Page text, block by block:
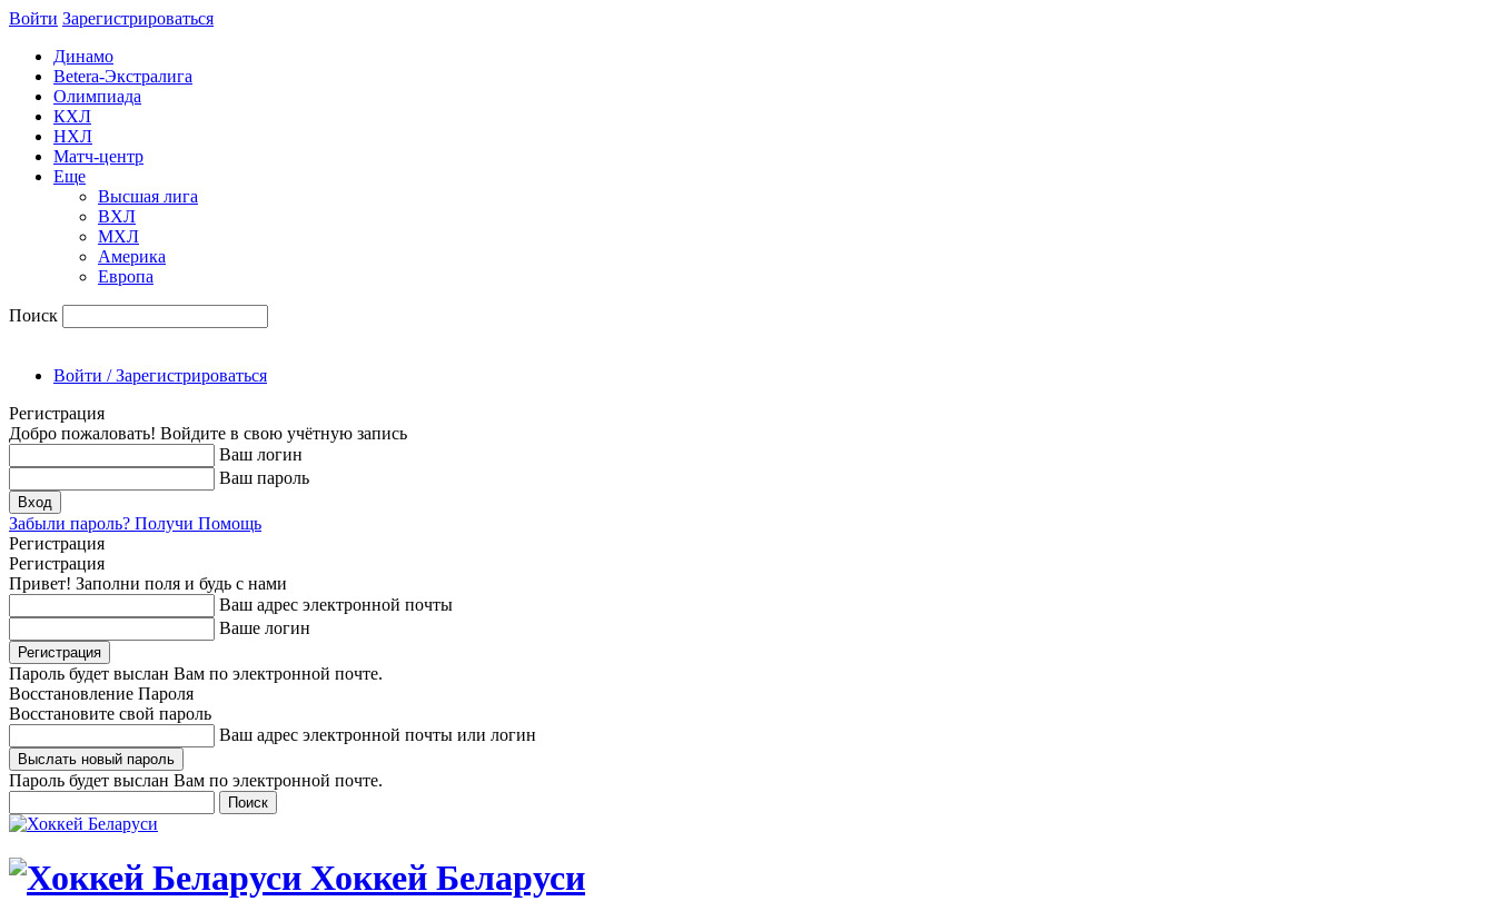
Войти Зарегиcтрироваться
Динамо
Betera-Экстралига
Олимпиада
КХЛ
НХЛ
Матч-центр
Еще
Высшая лига
ВХЛ
МХЛ
Америка
Европа
Поиск
Войти / Зарегистрироваться
Регистрация
Добро пожаловать! Войдите в свою учётную запись
Ваш логин
Ваш пароль
Забыли пароль? Получи Помощь
Регистрация
Регистрация
Привет! Заполни поля и будь с нами
Ваш адрес электронной почты
Ваше логин
Пароль будет выслан Вам по электронной почте.
Восстановление Пароля
Восстановите свой пароль
Ваш адрес электронной почты или логин
Пароль будет выслан Вам по электронной почте.
Хоккей Беларуси